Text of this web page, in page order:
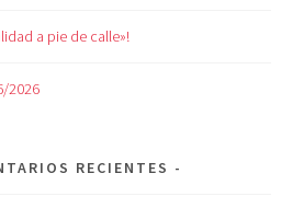
a pie de calle»!
2026
RECIENTES